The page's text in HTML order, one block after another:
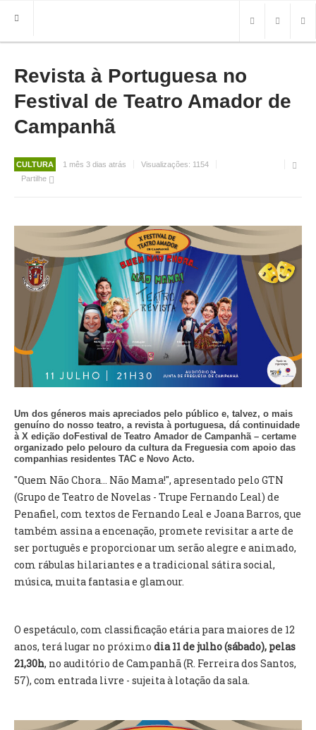
HOME
FREGUESIA
INFO
MAPA
ROTEIRO TURÍSTICO
IMPRENSA
BRASÃO
FOTOS
VÍDEOS
AUTARQUIA
CONSTITUIÇÃO
PRESIDENTE
EXECUTIVO E PELOUROS
ASSEMBLEIA DE FREGUESIA
GRAVAÇÕES DAS REUNIÕES PÚBLICAS DO EXECUTIVO
DOCUMENTOS
ATAS E DOCUMENTOS DA ASSEMBLEIA
EDITAIS
REGULAMENTOS E TAXAS
INVENTÁRIO
RECRUTAMENTO PESSOAL
CÓDIGO DE CONDUTA
ORÇAMENTO COLABORATIVO
SUBVENÇÕES PÚBLICAS
Revista à Portuguesa no
Festival de Teatro Amador de
Campanhã
CULTURA 1 mês 3 dias atrás Visualizações: 1154
Partilhe
Um dos géneros mais apreciados pelo público e, talvez, o mais
genuíno do nosso teatro, a revista à portuguesa, dá continuidade
à X edição doFestival de Teatro Amador de Campanhã – certame
organizado pelo pelouro da cultura da Freguesia com apoio das
companhias residentes TAC e Novo Acto.
"Quem Não Chora... Não Mama!", apresentado pelo GTN
(Grupo de Teatro de Novelas - Trupe Fernando Leal) de
Penafiel, com textos de Fernando Leal e Joana Barros, que
também assina a encenação, promete revisitar a arte de
ser português e proporcionar um serão alegre e animado,
com rábulas hilariantes e a tradicional sátira social,
música, muita fantasia e glamour.
O espetáculo, com classificação etária para maiores de 12
anos, terá lugar no próximo dia 11 de julho (sábado), pelas
21,30h, no auditório de Campanhã (R. Ferreira dos Santos,
57), com entrada livre - sujeita à lotação da sala.